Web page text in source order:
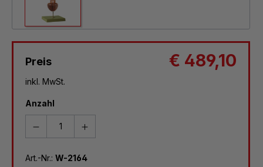
Preis € 489,10
inkl. MwSt.
Anzahl
Art.-Nr.: W-2164